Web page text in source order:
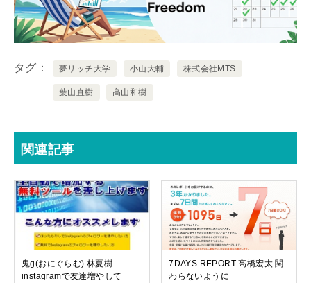
タグ 夢リッチ大学 小山大輔 株式会社MTS
葉山直樹 高山和樹
関連記事
鬼g(おにぐらむ) 林夏樹
instagramで友達増やして
7DAYS REPORT 高橋宏太 関
わらないように